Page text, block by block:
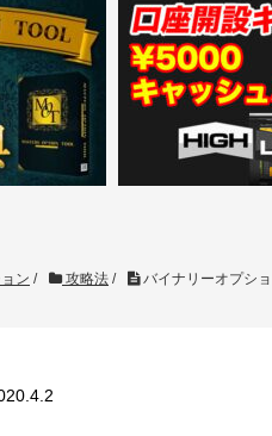
ン / 攻略法 / バイナリーオプシ